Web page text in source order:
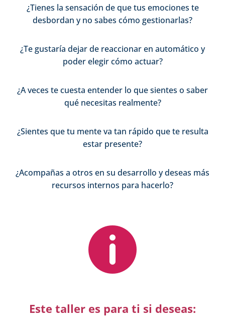
¿Tienes la sensación de que tus emociones te
desbordan y no sabes cómo gestionarlas?
¿Te gustaría dejar de reaccionar en automático y
poder elegir cómo actuar?
¿A veces te cuesta entender lo que sientes o saber
qué necesitas realmente?
¿Sientes que tu mente va tan rápido que te resulta
estar presente?
¿Acompañas a otros en su desarrollo y deseas más
recursos internos para hacerlo?

Este taller es para ti si deseas: